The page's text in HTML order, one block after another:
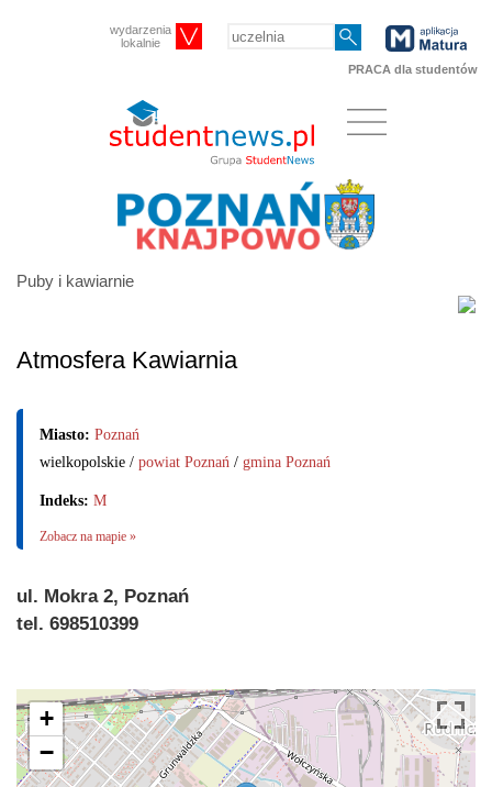
wydarzenia
lokalnie
PRACA dla studentów
Puby i kawiarnie
Atmosfera Kawiarnia
Miasto: Poznań
wielkopolskie / powiat Poznań / gmina Poznań
Indeks: M
Zobacz na mapie »
ul. Mokra 2, Poznań
tel. 698510399
+
−